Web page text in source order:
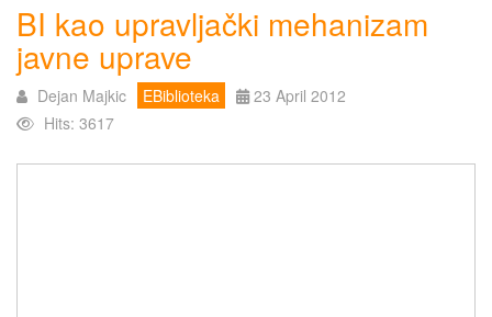
BI kao upravljački mehanizam
javne uprave
Dejan Majkic EBiblioteka
23 April 2012
Hits: 3617